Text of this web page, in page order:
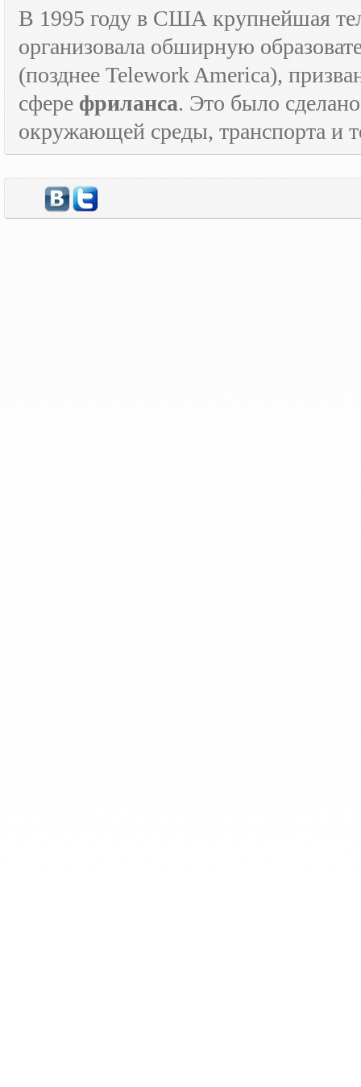
В 1995 году в США крупнейшая
организовала обширную
(позднее Telework America),
сфере фриланса. Это было
окружающей среды, транспорта и